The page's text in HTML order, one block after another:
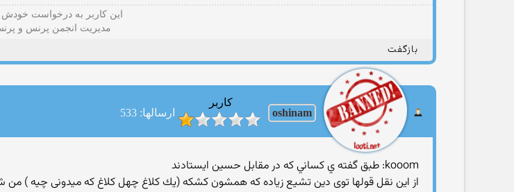
این كاربر به درخواست
مدیریت انجمن پرنس و
بازگفت
oshinam
کاربر
ارسالها: 533
kooom: طبق گفته ي کساني که در مقابل حسين ايستادند
از این نقل قولها توی دین تشیع زیاده كه همشون كشكه (یك كلاغ چهل كلاغ كه میدونی چیه )